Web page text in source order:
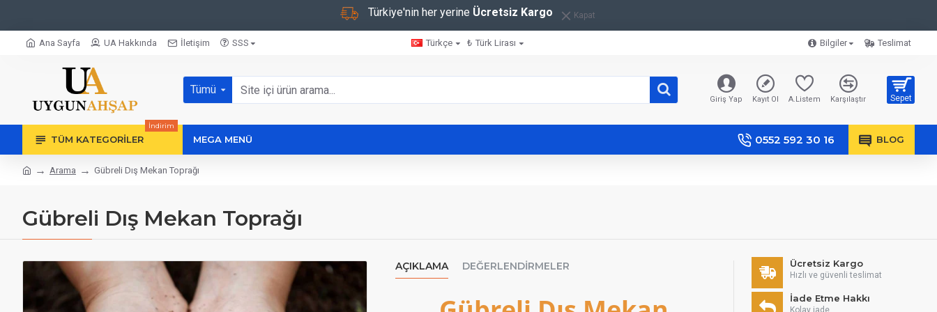
Türkiye'nin her yerine Ücretsiz Kargo Kapat
Ana Sayfa UA Hakkında İletişim SSS Türkçe ₺ Türk Lirası Bilgiler Teslimat
Tümü
Giriş Yap Kayıt Ol A.Listem Karşılaştır Sepet
TÜM KATEGORILER
İndirim
MEGA MENÜ 0552 592 30 16 BLOG
Arama Gübreli Dış Mekan Toprağı
Gübreli Dış Mekan Toprağı
AÇIKLAMA DEĞERLENDIRMELER Ücretsiz Kargo
Hızlı ve güvenli teslimat
İade Etme Hakkı